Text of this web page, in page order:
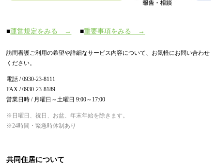
■運営規定をみる → ■重要事項をみる →
訪問看護ご利用の希望や詳細なサービス内容について、お気軽にお問い合わせ
ください。
電話 / 0930-23-8111
FAX / 0930-23-8189
営業日時 / 月曜日～土曜日 9:00～17:00
※日曜日、祝日、お盆、年末年始を除きます。
※24時間・緊急時体制あり
共同住居について